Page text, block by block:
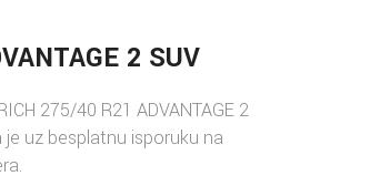
2 SUV
275/40 R21 ADVANTAGE 2
je uz besplatnu isporuku na